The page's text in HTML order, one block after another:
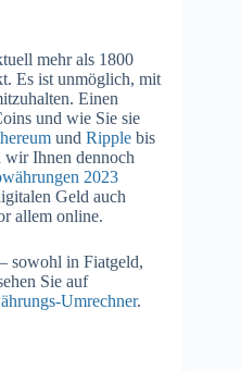
mehr als 1800
Es ist unmöglich, mit
Einen
und wie Sie sie
und Ripple bis
wir Ihnen dennoch
2023
Geld auch
allem online.
sowohl in Fiatgeld,
Sie auf
Umrechner.